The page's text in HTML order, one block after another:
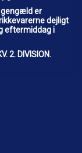
gengæld er
dejligt
eftermiddag i
2. DIVISION.